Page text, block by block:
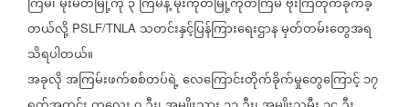
တယ်လို့ PSLF/TNLA သတင်းနှင့်ပြန်ကြားရေးဌာနမှတ်တမ်းတွေအရ
သိရပါတယ်။
အခုလိုအကြမ်းဖက်စစ်တပ်ရဲ့လေကြောင်းတိုက်ခိုက်မှုတွေကြောင့်၁၇